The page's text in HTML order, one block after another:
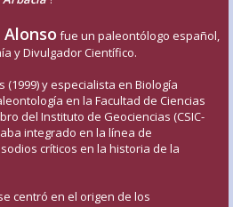
fue un paleontólogo español,
y Divulgador Científico.
(1999) y especialista en Biología
en la Facultad de Ciencias
del Instituto de Geociencias (CSIC-
integrado en la línea de
críticos en la historia de la
centró en el origen de los